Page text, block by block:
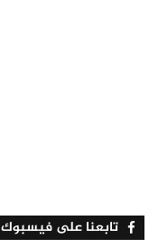
تابعنا على فيسبوك